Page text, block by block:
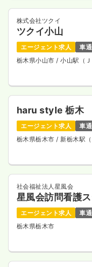
株式会社ツクイ
ツクイ小山
エージェント求人
車
栃木県小山市 / 小山駅（
haru style 栃木
エージェント求人
車
栃木県栃木市 / 新栃木駅
社会福祉法人星風会
星風会訪問看護
エージェント求人
車
栃木県栃木市